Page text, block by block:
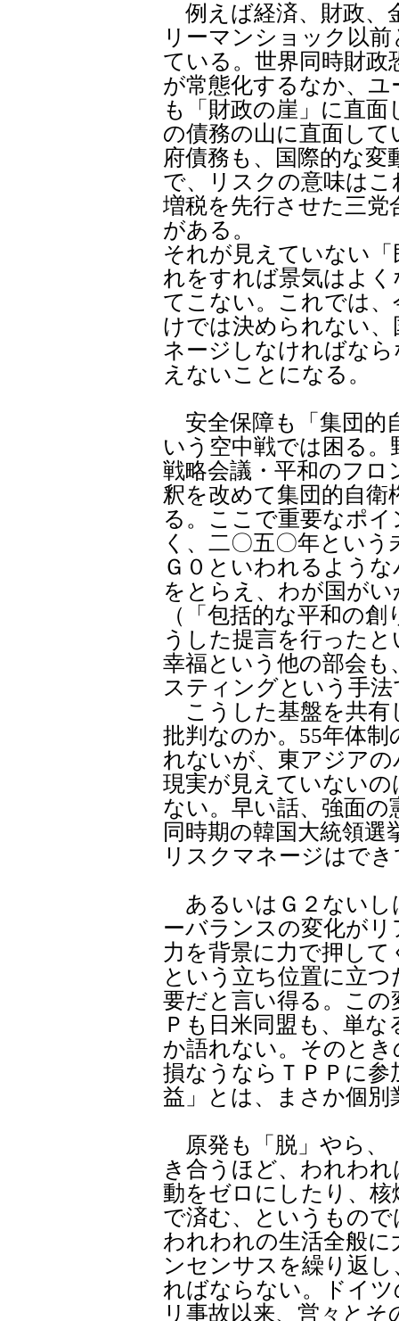
例えば経済、財政、
リーマンショック以
ている。世界同時財
が常態化するなか、
も「財政の崖」に直
の債務の山に直面して
府債務も、国際的な
で、リスクの意味は
増税を先行させた三党
がある。
それが見えていない
れをすれば景気はよ
てこない。これでは
けでは決められない
ネージしなければな
えないことになる。
安全保障も「集団的
いう空中戦では困る
戦略会議・平和のフロ
釈を改めて集団的自
る。ここで重要なポ
く、二〇五〇年とい
Ｇ０といわれるよう
をとらえ、わが国が
（「包括的な平和の
うした提言を行った
幸福という他の部会
スティングという手
こうした基盤を共有
批判なのか。55年体
れないが、東アジア
現実が見えていない
ない。早い話、強面
同時期の韓国大統領
リスクマネージはで
あるいはＧ２ないし
ーバランスの変化が
力を背景に力で押し
という立ち位置に立
要だと言い得る。こ
Ｐも日米同盟も、単
か語れない。そのと
損なうならＴＰＰに
益」とは、まさか個
原発も「脱」やら、
き合うほど、われわ
動をゼロにしたり、
で済む、というもの
われわれの生活全般
ンセンサスを繰り返
ればならない。ドイ
リ事故以来、営々と